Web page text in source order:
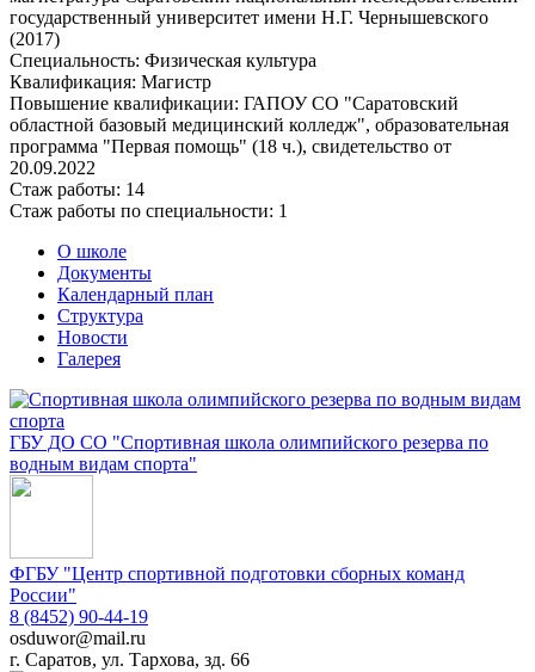
государственный университет имени Н.Г. Чернышевского
(2017)
Специальность: Физическая культура
Квалификация: Магистр
Повышение квалификации: ГАПОУ СО "Саратовский
областной базовый медицинский колледж", образовательная
программа "Первая помощь" (18 ч.), свидетельство от
20.09.2022
Стаж работы: 14
Стаж работы по специальности: 1
О школе
Документы
Календарный план
Структура
Новости
Галерея
ГБУ ДО СО "Спортивная школа олимпийского резерва по
водным видам спорта"
ФГБУ "Центр спортивной подготовки сборных команд
России"
8 (8452) 90-44-19
osduwor@mail.ru
г. Саратов, ул. Тархова, зд. 66